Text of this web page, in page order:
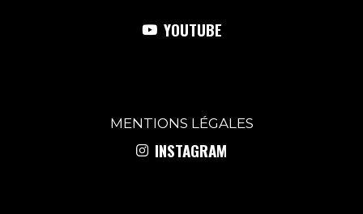
YOUTUBE
MENTIONS LÉGALES
INSTAGRAM